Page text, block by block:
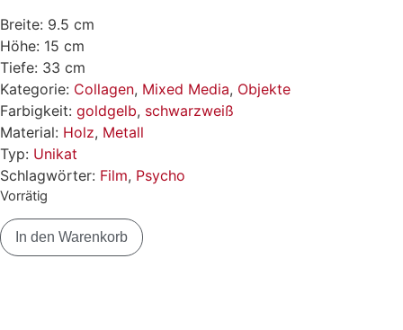
Breite: 9.5 cm
Höhe: 15 cm
Tiefe: 33 cm
Kategorie: Collagen, Mixed Media, Objekte
Farbigkeit: goldgelb, schwarzweiß
Material: Holz, Metall
Typ: Unikat
Schlagwörter: Film, Psycho
Vorrätig
In den Warenkorb